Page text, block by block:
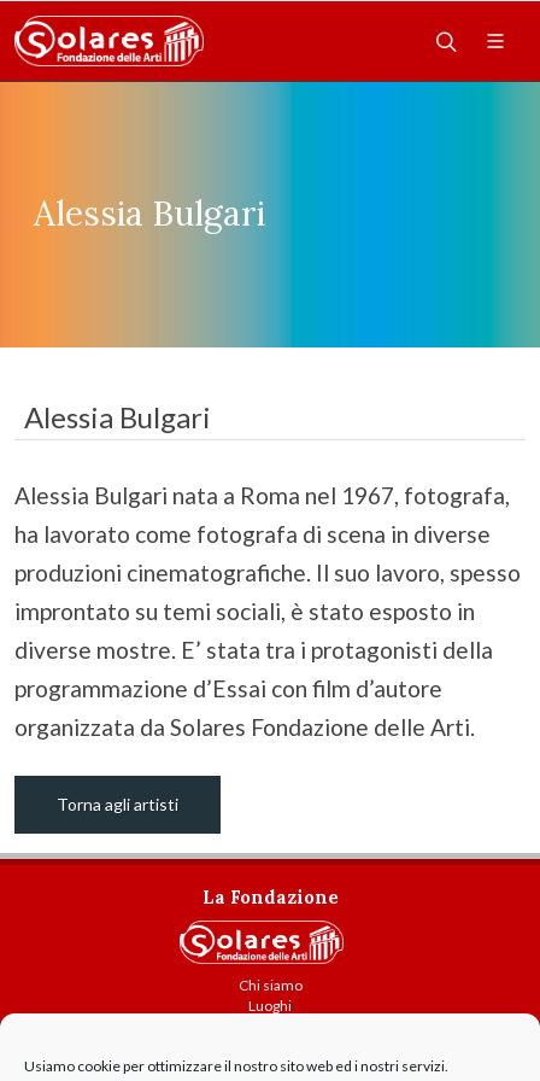
Usiamo cookie per ottimizzare il nostro sito web ed i nostri servizi.
Alessia Bulgari
Alessia Bulgari
Alessia Bulgari nata a Roma nel 1967, fotografa,
ha lavorato come fotografa di scena in diverse
produzioni cinematografiche. Il suo lavoro, spesso
improntato su temi sociali, è stato esposto in
diverse mostre. E’ stata tra i protagonisti della
programmazione d’Essai con film d’autore
organizzata da Solares Fondazione delle Arti.
Torna agli artisti
La Fondazione
Chi siamo
Luoghi
Contatti